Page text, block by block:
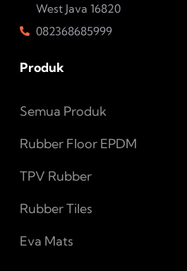
West Java 16820
082368685999
Produk
Semua Produk
Rubber Floor EPDM
TPV Rubber
Rubber Tiles
Eva Mats